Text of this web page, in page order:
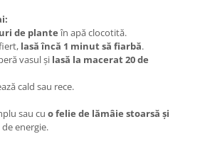
de planteîn apă clocotită.
lasă încă 1 minut să fiarbă.
vasul și lasă la macerat 20 de
cald sau rece.
sau cu o felie de lămâie stoarsă și
energie.